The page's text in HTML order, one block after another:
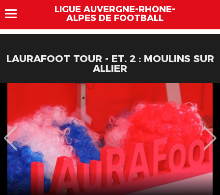
LIGUE AUVERGNE-RHÔNE-
ALPES DE FOOTBALL
LAURAFOOT TOUR - ET. 2 : MOULINS SUR
ALLIER